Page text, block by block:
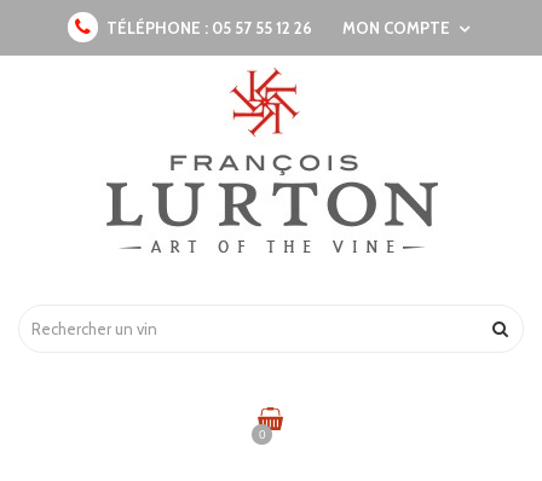
TÉLÉPHONE : 05 57 55 12 26 MON COMPTE
0